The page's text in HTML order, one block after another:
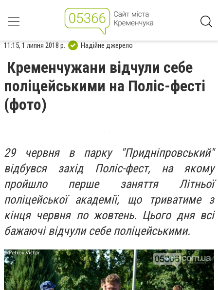
11:15, 1 липня 2018 р. Надійне джерело
Кременчужани відчули себе
поліцейськими на Поліс-фесті
(фото)
29 червня в парку "Придніпровський"
відбувся захід Поліс-фест, на якому
пройшло перше заняття Літньої
поліцейської академії, що триватиме з
кінця червня по жовтень. Цього дня всі
бажаючі відчули себе поліцейськими.